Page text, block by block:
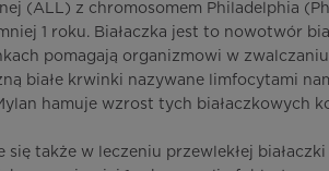
(ALL) z chromosomem Philadelphia
1 roku. Białaczka jest to nowotwór
pomagają organizmowi w
białe krwinki nazywane limfocytami
hamuje wzrost tych białaczkowych
się także w leczeniu przewlekłej